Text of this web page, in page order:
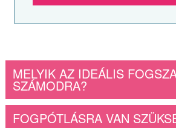
MELYIK AZ IDEÁLIS
SZÁMODRA?
FOGPÓTLÁSRA VAN